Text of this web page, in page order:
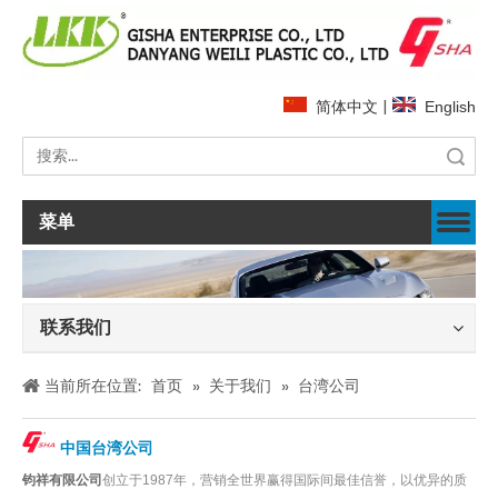
简体中文 | English
菜单
联系我们
当前所在位置: 首页 » 关于我们 » 台湾公司
中国台湾公司
钧祥有限公司 创立于1987年，营销全世界赢得国际间最佳信誉，以优异的质